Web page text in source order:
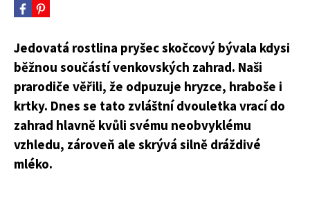
Jedovatá rostlina pryšec skočcový bývala kdysi
běžnou součástí venkovských zahrad. Naši
prarodiče věřili, že odpuzuje hryzce, hraboše i
krtky. Dnes se tato zvláštní dvouletka vrací do
zahrad hlavně kvůli svému neobvyklému
vzhledu, zároveň ale skrývá silně dráždivé
mléko.